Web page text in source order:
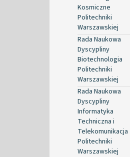
Kosmiczne
Politechniki
Warszawskiej
Rada Naukowa
Dyscypliny
Biotechnologia
Politechniki
Warszawskiej
Rada Naukowa
Dyscypliny
Informatyka
Techniczna i
Telekomunikacja
Politechniki
Warszawskiej